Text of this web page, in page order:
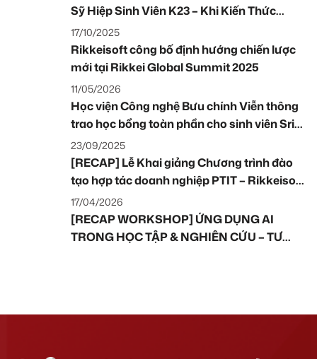
Sỹ Hiệp Sinh Viên K23 – Khi Kiến Thức
Không Chỉ Để Học, Mà Để Bắt Tay Vào Làm
17/10/2025
Rikkeisoft công bố định hướng chiến lược
mới tại Rikkei Global Summit 2025
11/05/2026
Học viện Công nghệ Bưu chính Viễn thông
trao học bổng toàn phần cho sinh viên Sri
Lanka và tặng ứng dụng hỗ trợ học tiếng
Việt
23/09/2025
[RECAP] Lễ Khai giảng Chương trình đào
tạo hợp tác doanh nghiệp PTIT – Rikkeisoft
tại TP. Hồ Chí Minh 2025
17/04/2026
[RECAP WORKSHOP] ỨNG DỤNG AI
TRONG HỌC TẬP & NGHIÊN CỨU – TƯ